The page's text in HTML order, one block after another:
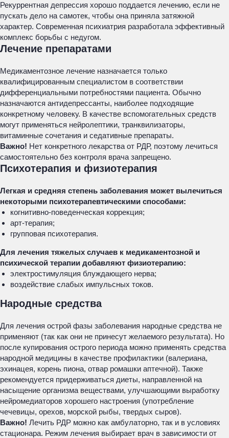
Рекуррентная депрессия хорошо поддается лечению, если не
пускать дело на самотек, чтобы она приняла затяжной
характер. Современная психиатрия разработала эффективный
комплекс борьбы с недугом.
Лечение препаратами
Медикаментозное лечение назначается только
квалифицированным специалистом в соответствии
дифференциальными потребностями пациента. Обычно
назначаются антидепрессанты, наиболее подходящие
конкретному человеку. В качестве вспомогательных средств
могут применяться нейролептики, транквилизаторы,
витаминные сочетания и седативные препараты.
Важно! Нет конкретного лекарства от РДР, поэтому лечиться
самостоятельно без контроля врача запрещено.
Психотерапия и физиотерапия
Легкая и средняя степень заболевания может вылечиться
некоторыми психотерапевтическими способами:
когнитивно-поведенческая коррекция;
арт-терапия;
групповая психотерапия.
Для лечения тяжелых случаев к медикаментозной и
психической терапии добавляют физиотерапию:
электростимуляция блуждающего нерва;
воздействие слабых импульсных токов.
Народные средства
Для лечения острой фазы заболевания народные средства не
применяют (так как они не принесут желаемого результата). Но
после купирования острого периода можно применять средства
народной медицины в качестве профилактики (валериана,
эхинацея, корень пиона, отвар ромашки аптечной). Также
рекомендуется придерживаться диеты, направленной на
насыщение организма веществами, улучшающими выработку
нейромедиаторов хорошего настроения (употребление
чечевицы, орехов, морской рыбы, твердых сыров).
Важно! Лечить РДР можно как амбулаторно, так и в условиях
стационара. Режим лечения выбирает врач в зависимости от